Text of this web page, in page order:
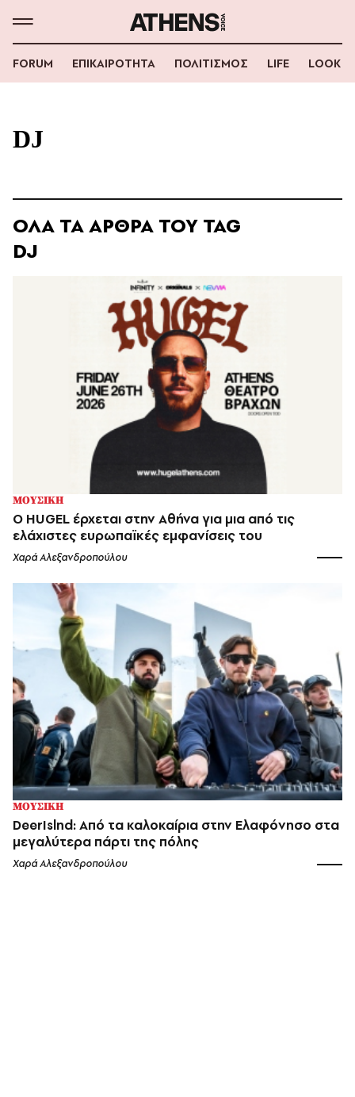
FORUM ΕΠΙΚΑΙΡΟΤΗΤΑ ΠΟΛΙΤΙΣΜΟΣ LIFE LOOK
DJ
ΟΛΑ ΤΑ ΑΡΘΡΑ ΤΟΥ TAG
DJ
ΜΟΥΣΙΚΗ
Ο HUGEL έρχεται στην Αθήνα για μια από τις
ελάχιστες ευρωπαϊκές εμφανίσεις του
Χαρά Αλεξανδροπούλου
ΜΟΥΣΙΚΗ
DeerIslnd: Από τα καλοκαίρια στην Ελαφόνησο στα
μεγαλύτερα πάρτι της πόλης
Χαρά Αλεξανδροπούλου